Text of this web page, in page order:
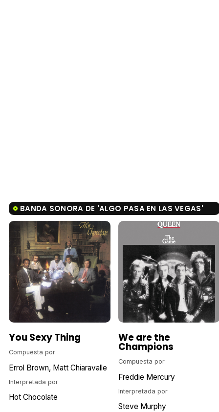
BANDA SONORA DE 'ALGO PASA EN LAS VEGAS'
You Sexy Thing
Compuesta por
Errol Brown Matt Chiaravalle
Interpretada por
Hot Chocolate
We are the
Champions
Compuesta por
Freddie Mercury
Interpretada por
Steve Murphy